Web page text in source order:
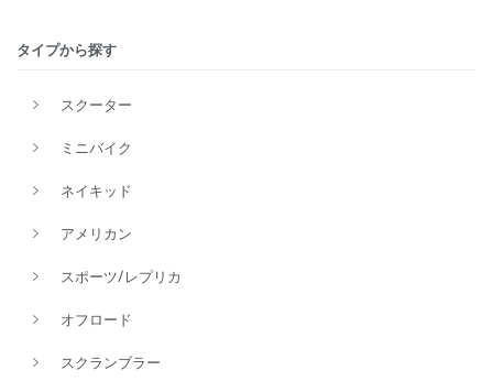
タイプから探す
スクーター
ミニバイク
ネイキッド
アメリカン
スポーツ/レプリカ
オフロード
スクランブラー
排気量